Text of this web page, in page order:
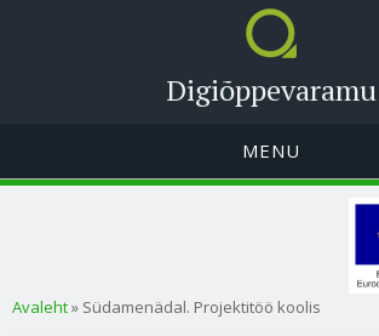
Digiõppevaramu
MENU
Sa oled siin
Avaleht» Südamenädal. Projektitöö koolis